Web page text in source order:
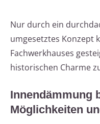
Nur durch ein
umgesetztes Konzept
Fachwerkhauses
historischen Charme
Innendämmung
Möglichkeiten